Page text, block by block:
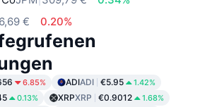
€ 0.20%
6.85% ADIADI €5.95 1.42%
0.13% XRPXRP €0.9012 1.68%